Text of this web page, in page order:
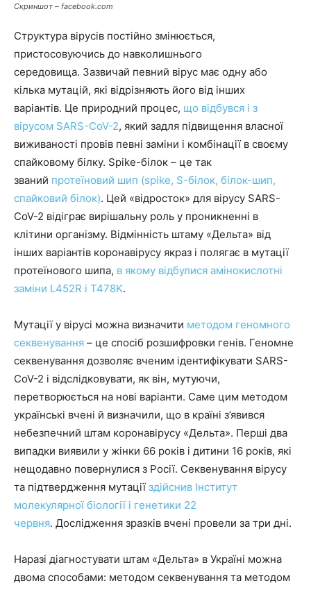
Скриншот – facebook.com
Структура вірусів постійно змінюється,
пристосовуючись до навколишнього
середовища. Зазвичай певний вірус має одну або
кілька мутацій, які відрізняють його від інших
варіантів. Це природний процес, що відбувся і з
вірусом SARS-CoV-2, який задля підвищення власної
виживаності провів певні заміни і комбінації в своєму
спайковому білку. Spike-білок – це так
званий протеїновий шип (spike, S-білок, білок-шип,
спайковий білок). Цей «відросток» для вірусу SARS-
CoV-2 відіграє вирішальну роль у проникненні в
клітини організму. Відмінність штаму «Дельта» від
інших варіантів коронавірусу якраз і полягає в мутації
протеїнового шипа, в якому відбулися амінокислотні
заміни L452R і T478K.
Мутації у вірусі можна визначити методом геномного
секвенування – це спосіб розшифровки генів. Геномне
секвенування дозволяє вченим ідентифікувати SARS-
CoV-2 і відслідковувати, як він, мутуючи,
перетворюється на нові варіанти. Саме цим методом
українські вчені й визначили, що в країні з’явився
небезпечний штам коронавірусу «Дельта». Перші два
випадки виявили у жінки 66 років і дитини 16 років, які
нещодавно повернулися з Росії. Секвенування вірусу
та підтвердження мутації здійснив Інститут
молекулярної біології і генетики 22
червня. Дослідження зразків вчені провели за три дні.
Наразі діагностувати штам «Дельта» в Україні можна
двома способами: методом секвенування та методом